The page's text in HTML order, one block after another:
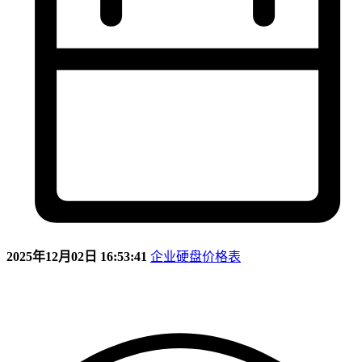
2025年12月02日 16:53:41 企业硬盘价格表